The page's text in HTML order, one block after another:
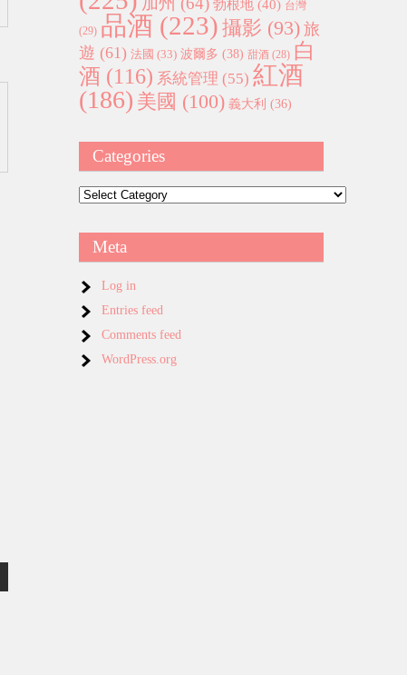
勃根地 (40) 台灣
(29) 品酒 (223) 攝影 (93) 旅
遊 (61) 法國 (33) 波爾多 (38) 甜酒 (28) 白
酒 (116) 系統管理 (55) 紅酒
(186) 美國 (100) 義大利 (36)
Categories
Categories
Meta
Log in
Entries feed
Comments feed
WordPress.org